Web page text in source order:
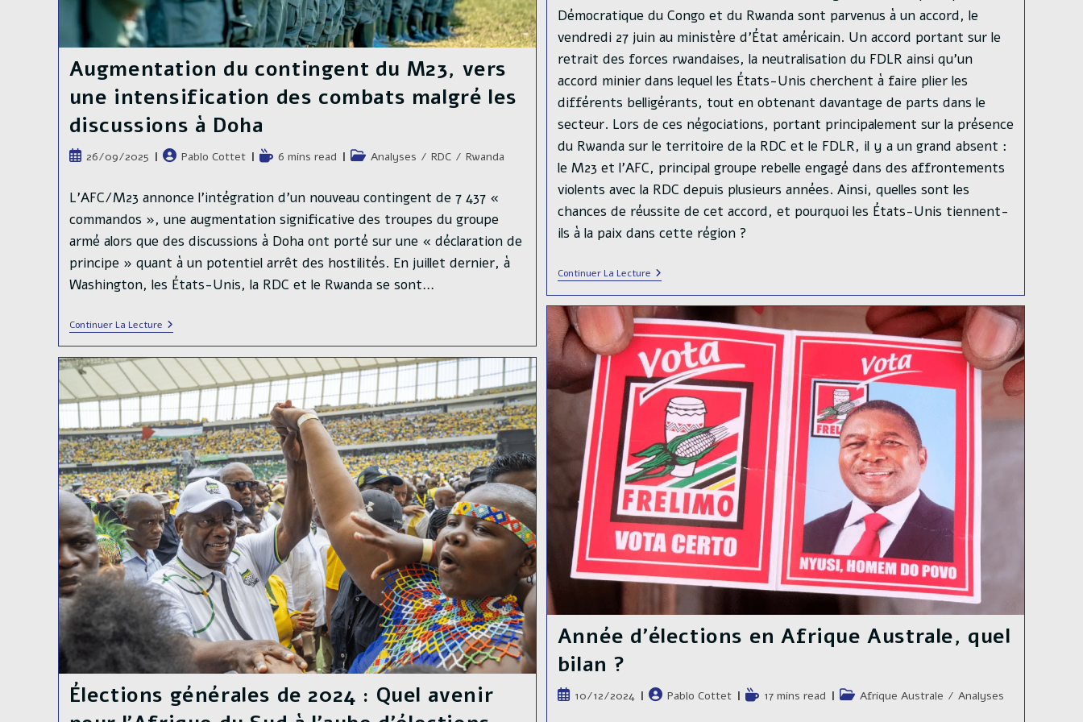
Augmentation du contingent du M23, vers
une intensification des combats malgré les
discussions à Doha
Publication
26/09/2025
Auteur/autrice
publication :
Pablo Cottet
Temps
lecture :
6 mins read
PostAnalyses / RDC / Rwanda
L’AFC/M23 annonce l’intégration d’un nouveau contingent de 7 437 «
commandos », une augmentation significative des troupes du groupe
armé alors que des discussions à Doha ont porté sur une « déclaration de
principe » quant à un potentiel arrêt des hostilités. En juillet dernier, à
Washington, les États-Unis, la RDC et le Rwanda se sont…
Continuer La LectureAugmentation
Du
Contingent
Du
M23,
Vers
Une
Intensification
Des
Combats
Malgré
Les
Discussions
À
Doha
Démocratique du Congo et du Rwanda sont parvenus à un accord, le
vendredi 27 juin au ministère d’État américain. Un accord portant sur le
retrait des forces rwandaises, la neutralisation du FDLR ainsi qu’un
accord minier dans lequel les États-Unis cherchent à faire plier les
différents belligérants, tout en obtenant davantage de parts dans le
secteur. Lors de ces négociations, portant principalement sur la présence
du Rwanda sur le territoire de la RDC et le FDLR, il y a un grand absent :
le M23 et l’AFC, principal groupe rebelle engagé dans des affrontements
violents avec la RDC depuis plusieurs années. Ainsi, quelles sont les
chances de réussite de cet accord, et pourquoi les États-Unis tiennent-
ils à la paix dans cette région ?
Continuer La LectureAccord
De
Paix
Entre
La
RDC
Et
Le
Rwanda
:
Le
M23
Comme
Grand
Absent
Des
Négociations
Année d’élections en Afrique Australe, quel
bilan ?
Publication
10/12/2024
Auteur/autrice
Pablo Cottet
Temps17 mins read
PostAfrique Australe / Analyses
Élections générales de 2024 : Quel avenir